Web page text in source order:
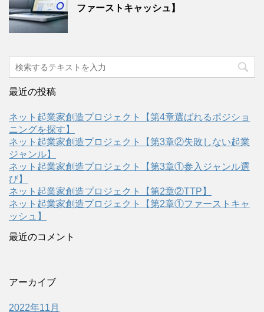
ファーストキャッシュ】
最近の投稿
ネット起業家創造プロジェクト【第4章選ばれるポジショ
ニングを探す】
ネット起業家創造プロジェクト【第3章②失敗しない起業
ジャンル】
ネット起業家創造プロジェクト【第3章①参入ジャンル選
び】
ネット起業家創造プロジェクト【第2章②TTP】
ネット起業家創造プロジェクト【第2章①ファーストキャ
ッシュ】
最近のコメント
アーカイブ
2022年11月